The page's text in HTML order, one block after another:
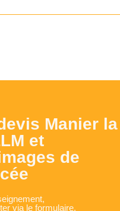
Manier la
et
de
via le formulaire.